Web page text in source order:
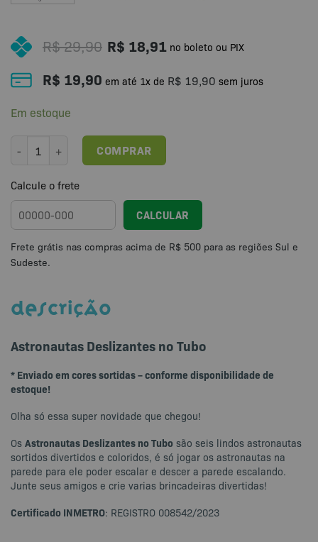
R$29,90 R$ 18,91 no boleto ou PIX
R$ 19,90 em até 1x de R$ 19,90 sem juros
Em estoque
Astronautas Deslizantes no Tubo quantidade
COMPRAR
Calcule o frete
CALCULAR
DESCRIÇÃO
Astronautas Deslizantes no Tubo
* Enviado em cores sortidas – conforme disponibilidade de
estoque!
Olha só essa super novidade que chegou!
Os Astronautas Deslizantes no Tubo são seis lindos astronautas
sortidos divertidos e coloridos, é só jogar os astronautas na
parede para ele poder escalar e descer a parede escalando.
Junte seus amigos e crie varias brincadeiras divertidas!
Certificado INMETRO: REGISTRO 008542/2023